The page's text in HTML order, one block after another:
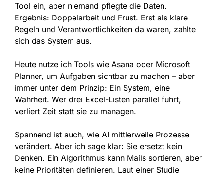
Tool ein, aber niemand pflegte die Daten.
Ergebnis: Doppelarbeit und Frust. Erst als klare
Regeln und Verantwortlichkeiten da waren, zahlte
sich das System aus.
Heute nutze ich Tools wie Asana oder Microsoft
Planner, um Aufgaben sichtbar zu machen – aber
immer unter dem Prinzip: Ein System, eine
Wahrheit. Wer drei Excel-Listen parallel führt,
verliert Zeit statt sie zu managen.
Spannend ist auch, wie AI mittlerweile Prozesse
verändert. Aber ich sage klar: Sie ersetzt kein
Denken. Ein Algorithmus kann Mails sortieren, aber
keine Prioritäten definieren. Laut einer Studie